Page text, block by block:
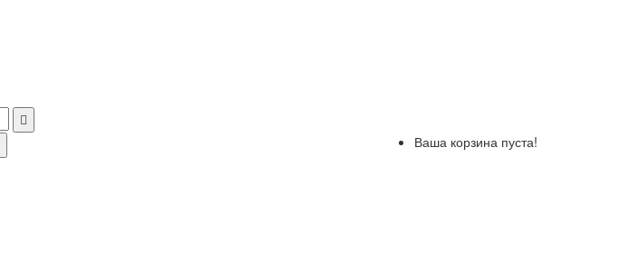
Ваша корзина пуста!